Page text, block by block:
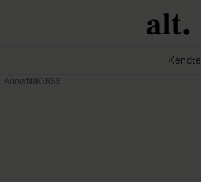
Kendte
Annonce